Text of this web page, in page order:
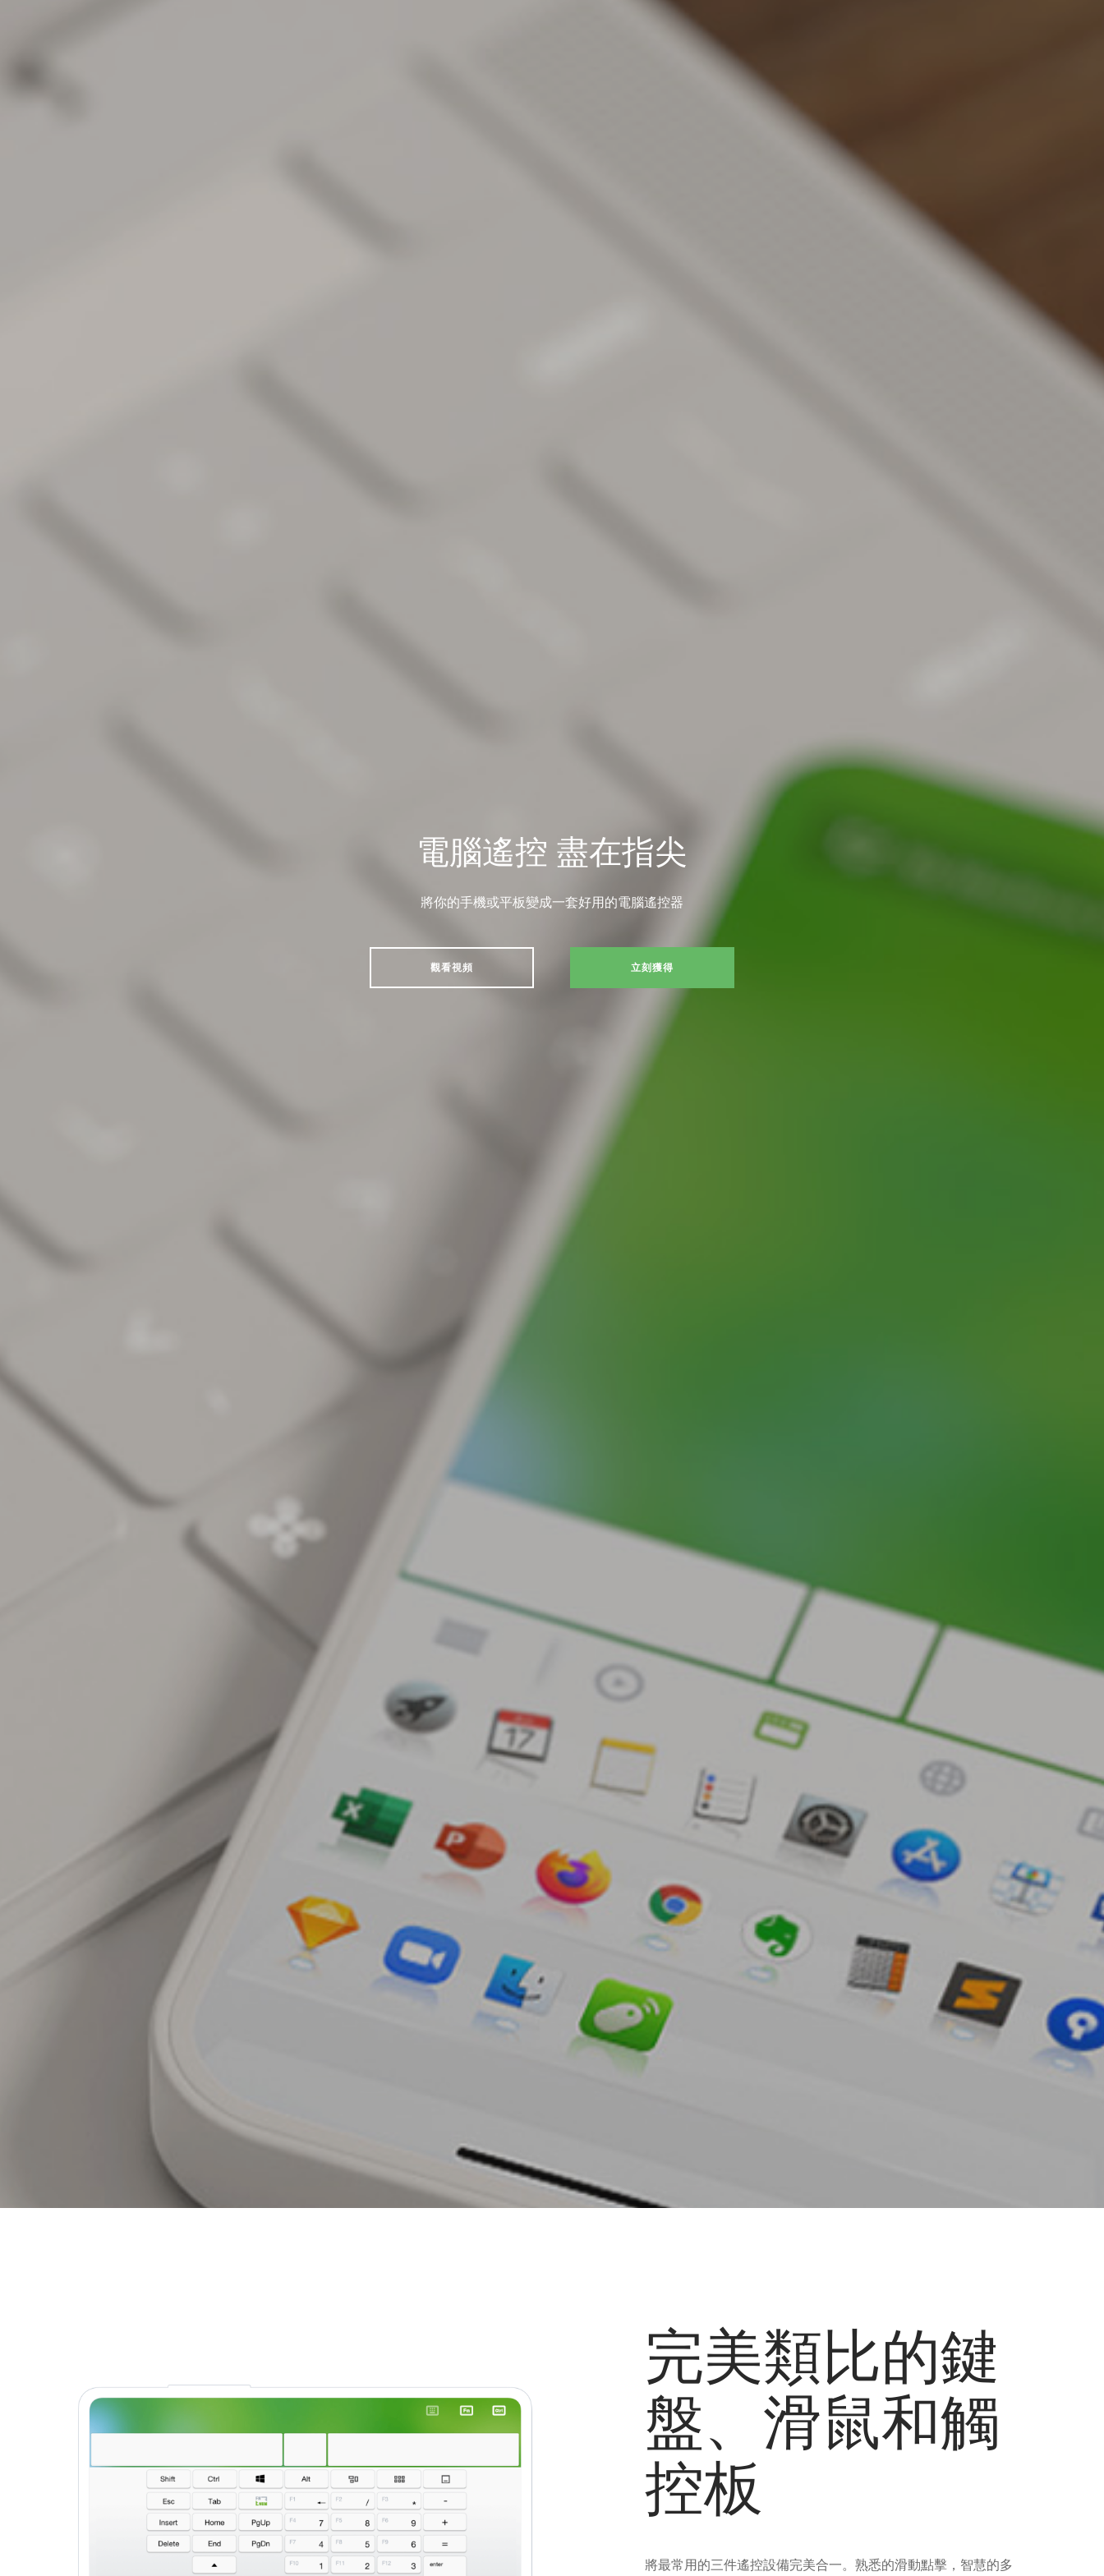
電腦遙控 盡在指尖
將你的手機或平板變成一套好用的電腦遙控器
觀看視頻 立刻獲得
完美類比的鍵
盤、滑鼠和觸
控板
將最常用的三件遙控設備完美合一。熟悉的滑動點擊，智慧的多